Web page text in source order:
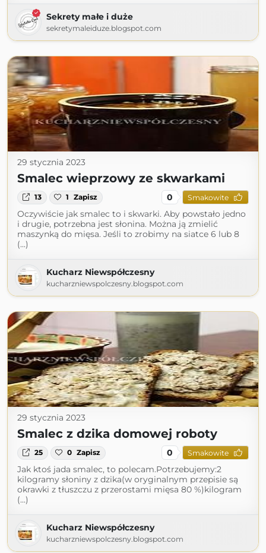
Sekrety małe i duże
sekretymaleiduze.blogspot.com
29 stycznia 2023
Smalec wieprzowy ze skwarkami
13 1 Zapisz 0 Smakowite
Oczywiście jak smalec to i skwarki. Aby powstało jedno
i drugie, potrzebna jest słonina. Można ją zmielić
maszynką do mięsa. Jeśli to zrobimy na siatce 6 lub 8
(...)
Kucharz Niewspółczesny
kucharzniewspolczesny.blogspot.com
29 stycznia 2023
Smalec z dzika domowej roboty
25 0 Zapisz 0 Smakowite
Jak ktoś jada smalec, to polecam.Potrzebujemy:2
kilogramy słoniny z dzika(w oryginalnym przepisie są
okrawki z tłuszczu z przerostami mięsa 80 %)kilogram
(...)
Kucharz Niewspółczesny
kucharzniewspolczesny.blogspot.com